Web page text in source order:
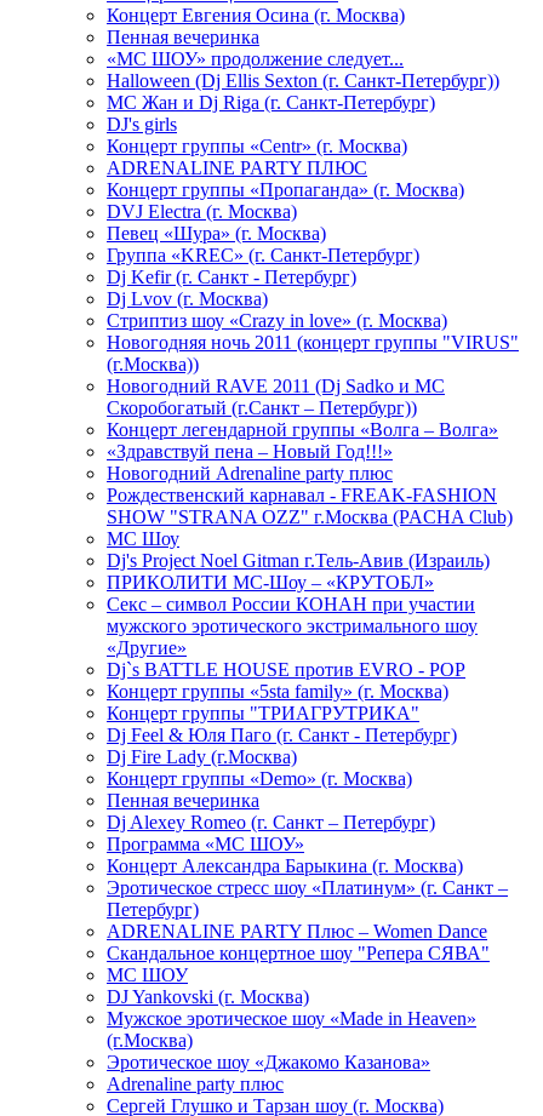
Концерт Евгения Осина (г. Москва)
Пенная вечеринка
«МС ШОУ» продолжение следует...
Halloween (Dj Ellis Sexton (г. Санкт-Петербург))
МС Жан и Dj Riga (г. Санкт-Петербург)
DJ's girls
Концерт группы «Centr» (г. Москва)
ADRENALINE PARTY ПЛЮС
Концерт группы «Пропаганда» (г. Москва)
DVJ Electra (г. Москва)
Певец «Шура» (г. Москва)
Группа «KREC» (г. Санкт-Петербург)
Dj Kefir (г. Санкт - Петербург)
Dj Lvov (г. Москва)
Стриптиз шоу «Crazy in love» (г. Москва)
Новогодняя ночь 2011 (концерт группы "VIRUS"
(г.Москва))
Новогодний RAVE 2011 (Dj Sadko и MC
Скоробогатый (г.Санкт – Петербург))
Концерт легендарной группы «Волга – Волга»
«Здравствуй пена – Новый Год!!!»
Новогодний Adrenaline party плюс
Рождественский карнавал - FREAK-FASHION
SHOW "STRANA OZZ" г.Москва (PACHA Club)
MC Шоу
Dj's Project Noel Gitman г.Тель-Авив (Израиль)
ПРИКОЛИТИ МС-Шоу – «КРУТОБЛ»
Секс – символ России КОНАН при участии
мужского эротического экстримального шоу
«Другие»
Dj`s BATTLE HOUSE против EVRO - POP
Концерт группы «5sta family» (г. Москва)
Концерт группы "ТРИАГРУТРИКА"
Dj Feel & Юля Паго (г. Санкт - Петербург)
Dj Fire Lady (г.Москва)
Концерт группы «Demo» (г. Москва)
Пенная вечеринка
Dj Alexey Romeo (г. Санкт – Петербург)
Программа «МС ШОУ»
Концерт Александра Барыкина (г. Москва)
Эротическое стресс шоу «Платинум» (г. Санкт –
Петербург)
ADRENALINE PARTY Плюс – Women Dance
Скандальное концертное шоу "Репера СЯВА"
МС ШОУ
DJ Yankovski (г. Москва)
Мужское эротическое шоу «Made in Heaven»
(г.Москва)
Эротическое шоу «Джакомо Казанова»
Adrenaline party плюс
Сергей Глушко и Тарзан шоу (г. Москва)